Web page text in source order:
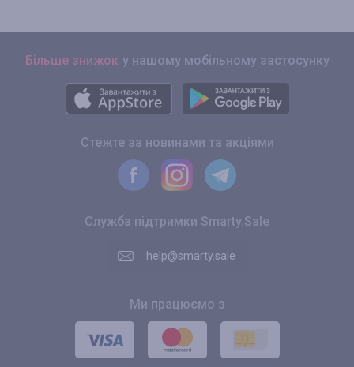
Більше знижок у нашому мобільному застосунку
Стежте за новинами та акціями
Служба підтримки Smarty.Sale
help@smarty.sale
Ми працюємо з